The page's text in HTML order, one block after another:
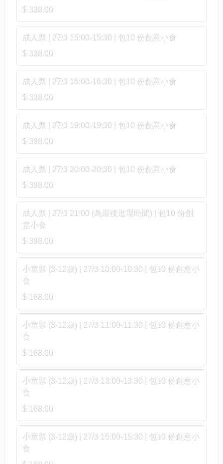
$ 338.00
成人票 | 27/3 15:00-15:30 | 包10 份創意小食
$ 338.00
成人票 | 27/3 16:00-16:30 | 包10 份創意小食
$ 338.00
成人票 | 27/3 19:00-19:30 | 包10 份創意小食
$ 398.00
成人票 | 27/3 20:00-20:30 | 包10 份創意小食
$ 398.00
成人票 | 27/3 21:00 (為最後進場時間) | 包10 份創
意小食
$ 398.00
小童票 (3-12歲) | 27/3 10:00-10:30 | 包10 份創意小
食
$ 168.00
小童票 (3-12歲) | 27/3 11:00-11:30 | 包10 份創意小
食
$ 168.00
小童票 (3-12歲) | 27/3 13:00-13:30 | 包10 份創意小
食
$ 168.00
小童票 (3-12歲) | 27/3 15:00-15:30 | 包10 份創意小
食